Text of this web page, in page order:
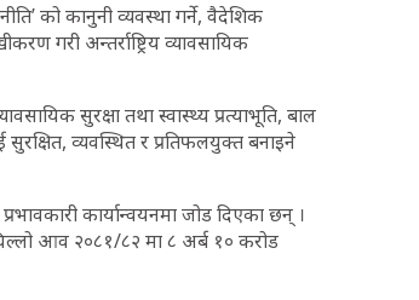
को कानुनी व्यवस्था गर्ने, वैदेशिक
गरी अन्तर्राष्ट्रिय व्यावसायिक
सुरक्षा तथा स्वास्थ्य प्रत्याभूति, बाल
सुरक्षित, व्यवस्थित र प्रतिफलयुक्त बनाइने
कार्यान्वयनमा जोड दिएका छन् ।
आव २०८१/८२ मा ८ अर्ब १० करोड